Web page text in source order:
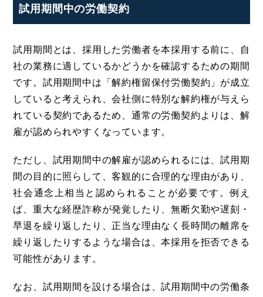
試用期間中の労働契約
試用期間とは、採用した労働者を本採用する前に、自
社の業務に適しているかどうかを確認するための期間
です。試用期間中は「解約権留保付労働契約」が成立
していると考えられ、会社側に特別な解約権が与えら
れている契約であるため、通常の労働契約よりは、解
雇が認められやすくなっています。
ただし、試用期間中の解雇が認められるには、試用期
間の目的に照らして、客観的に合理的な理由があり、
社会通念上相当と認められることが必要です。例え
ば、重大な経歴詐称が発覚したり、無断欠勤や遅刻・
早退を繰り返したり、正当な理由なく長時間の離席を
繰り返したりするような場合は、本採用を拒否できる
可能性があります。
なお、試用期間を設ける場合は、試用期間中の労働条